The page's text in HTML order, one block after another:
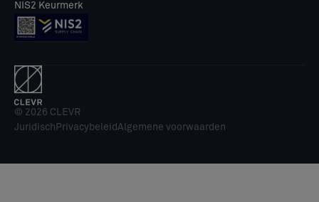
NIS2 Keurmerk
© 2026 CLEVR
Juridisch PrivacybeleidAlgemene voorwaarden